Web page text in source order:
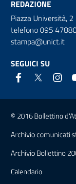
REDAZIONE
Piazza Università,
telefono 095
stampa@unict.it
SEGUICI SU
Link e
© 2016 Bollettino
Archivio comunicati
Archivio Bollettino
Calendario